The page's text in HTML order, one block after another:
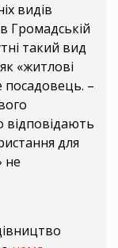
видів
Громадській
такий вид
«житлові
посадовець. –
відповідають
для
не